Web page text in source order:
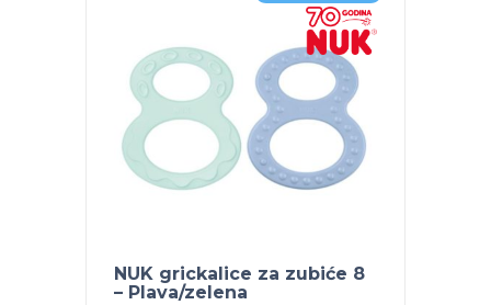
NUK grickalice za zubiće 8
– Plava/zelena